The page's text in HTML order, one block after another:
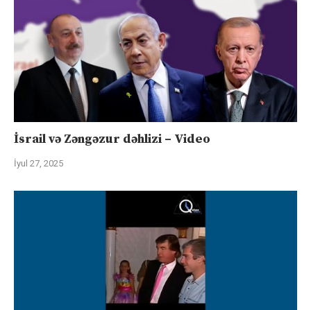
İsrail və Zəngəzur dəhlizi – Video
İyul 27, 2025